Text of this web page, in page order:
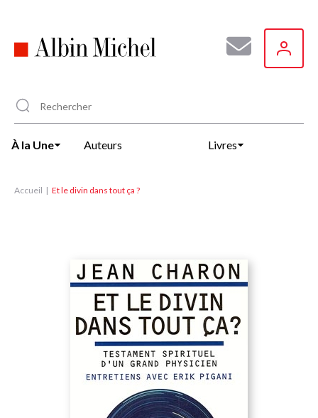
principal
À la Une Auteurs Livres
Accueil Et le divin dans tout ça ?